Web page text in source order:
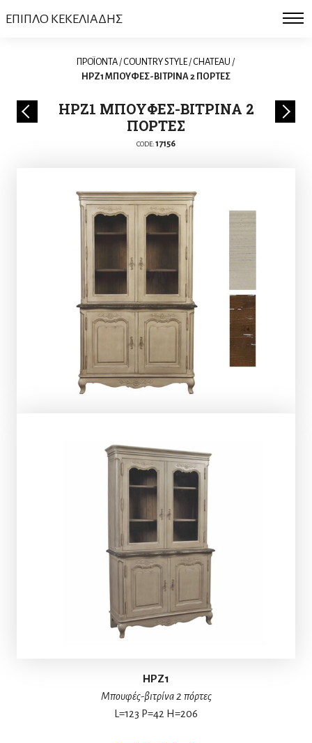
ΕΠΙΠΛΟ ΚΕΚΕΛΙΑΔΗΣ
ΠΡΟΪΟΝΤΑ/COUNTRY STYLE/CHATEAU /
HPZ1 ΜΠΟΥΦΕΣ-ΒΙΤΡΙΝΑ 2 ΠΟΡΤΕΣ
HPZ1 ΜΠΟΥΦΕΣ-ΒΙΤΡΙΝΑ 2
ΠΟΡΤΕΣ
CODE:17156
HPZ1
Μπουφές-βιτρίνα 2 πόρτες
L=123 P=42 H=206